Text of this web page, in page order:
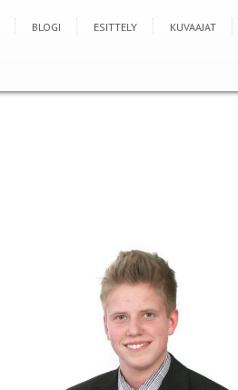
BLOGI ESITTELY KUVAAJAT